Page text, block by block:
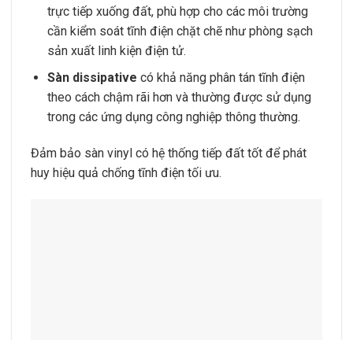
trực tiếp xuống đất, phù hợp cho các môi trường
cần kiểm soát tĩnh điện chặt chẽ như phòng sạch
sản xuất linh kiện điện tử.
Sàn dissipative có khả năng phân tán tĩnh điện
theo cách chậm rãi hơn và thường được sử dụng
trong các ứng dụng công nghiệp thông thường.
Đảm bảo sàn vinyl có hệ thống tiếp đất tốt để phát
huy hiệu quả chống tĩnh điện tối ưu.